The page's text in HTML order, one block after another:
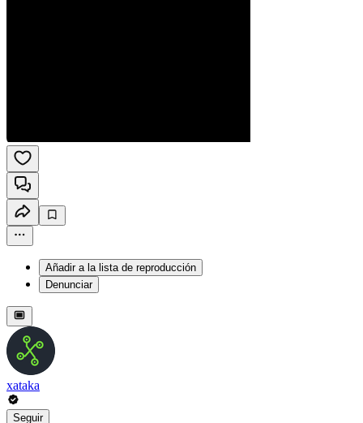
Añadir a la lista de reproducción
Denunciar
xataka
Seguir